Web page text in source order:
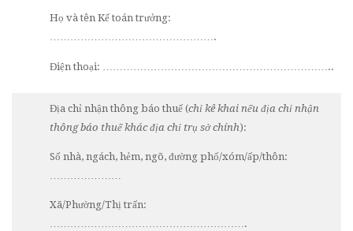
Họ và tên Kế toán trưởng:
………………………………………….
Điện thoại: …………………………………………………………..
Địa chỉ nhận thông báo thuế (chỉ kê khai nếu địa chỉ nhận
thông báo thuế khác địa chỉ trụ sở chính):
Số nhà, ngách, hẻm, ngõ, đường phố/xóm/ấp/thôn:
…………………
Xã/Phường/Thị trấn:
………………………………………………….